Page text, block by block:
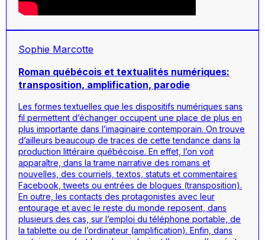
Sophie Marcotte
Roman québécois et textualités numériques:
transposition, amplification, parodie
Les formes textuelles que les dispositifs numériques sans
fil permettent d’échanger occupent une place de plus en
plus importante dans l’imaginaire contemporain. On trouve
d’ailleurs beaucoup de traces de cette tendance dans la
production littéraire québécoise. En effet, l’on voit
apparaître, dans la trame narrative des romans et
nouvelles, des courriels, textos, statuts et commentaires
Facebook, tweets ou entrées de blogues (transposition).
En outre, les contacts des protagonistes avec leur
entourage et avec le reste du monde reposent, dans
plusieurs des cas, sur l’emploi du téléphone portable, de
la tablette ou de l’ordinateur (amplification). Enfin, dans